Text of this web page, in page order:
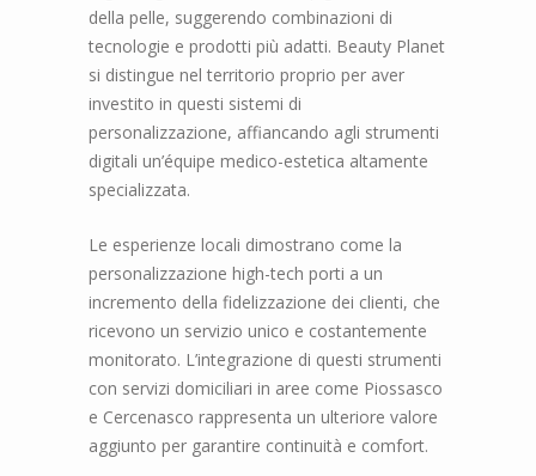
della pelle, suggerendo combinazioni di
tecnologie e prodotti più adatti. Beauty Planet
si distingue nel territorio proprio per aver
investito in questi sistemi di
personalizzazione, affiancando agli strumenti
digitali un’équipe medico-estetica altamente
specializzata.
Le esperienze locali dimostrano come la
personalizzazione high-tech porti a un
incremento della fidelizzazione dei clienti, che
ricevono un servizio unico e costantemente
monitorato. L’integrazione di questi strumenti
con servizi domiciliari in aree come Piossasco
e Cercenasco rappresenta un ulteriore valore
aggiunto per garantire continuità e comfort.